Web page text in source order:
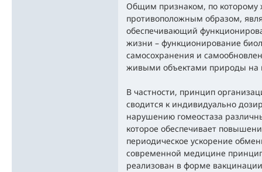
Общим признаком, по которому
противоположным образом,
обеспечивающий
жизни – функционирование
самосохранения и
живыми объектами природы на
В частности, принцип
сводится к индивидуально
нарушению гомеостаза
которое обеспечивает
периодическое ускорение
современной медицине
реализован в форме